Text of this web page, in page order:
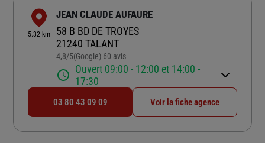
5.32 km
JEAN CLAUDE AUFAURE
58 B BD DE TROYES
21240 TALANT
4,8/5Note de 4.8 sur 5
(Google) 60 avis
Ouvert 09:00 - 12:00 et 14:00 -
17:30
03 80 43 09 09 Voir la fiche agence